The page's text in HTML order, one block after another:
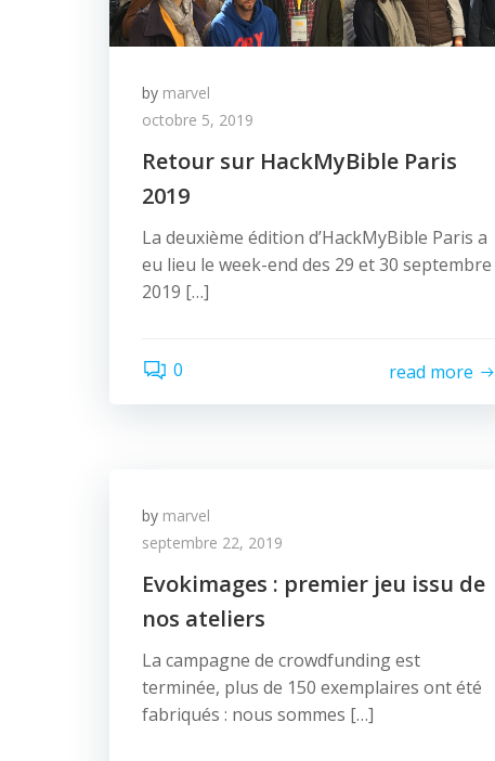
by marvel
octobre 5, 2019
Retour sur HackMyBible Paris
2019
La deuxième édition d’HackMyBible Paris a
eu lieu le week-end des 29 et 30 septembre
2019 […]
0 read more
by marvel
septembre 22, 2019
Evokimages : premier jeu issu de
nos ateliers
La campagne de crowdfunding est
terminée, plus de 150 exemplaires ont été
fabriqués : nous sommes […]